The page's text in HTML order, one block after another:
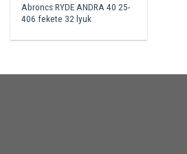
Abroncs RYDE ANDRA 40 25-
406 fekete 32 lyuk